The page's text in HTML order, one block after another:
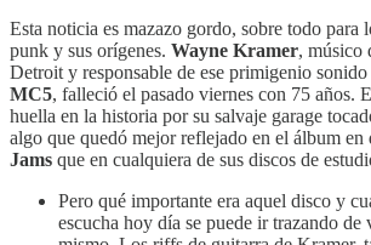
Esta noticia es mazazo gordo, sobre todo para
punk y sus orígenes. Wayne Kramer, músico
Detroit y responsable de ese primigenio
MC5, falleció el pasado viernes con 75 años.
huella en la historia por su salvaje garage
algo que quedó mejor reflejado en el álbum en
Jams que en cualquiera de sus discos de
Pero qué importante era aquel disco y
escucha hoy día se puede ir trazando de